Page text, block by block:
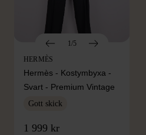
1/5
HERMÈS
Hermès - Kostymbyxa -
Svart - Premium Vintage
Gott skick
1 999 kr